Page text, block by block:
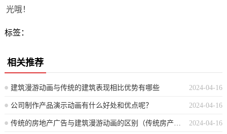
光哦！
标签：
相关推荐
2024-04-16
建筑漫游动画与传统的建筑表现相比优势有哪些
2024-04-16
公司制作产品演示动画有什么好处和优点呢？
2024-04-16
传统的房地产广告与建筑漫游动画的区别（传统房产宣传vs现代3D虚拟导览）